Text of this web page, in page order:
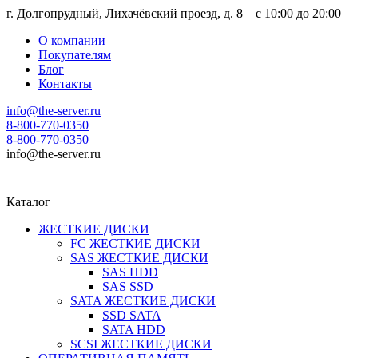
г. Долгопрудный, Лихачёвский проезд, д. 8 c 10:00 до 20:00
О компании
Покупателям
Блог
Контакты
info@the-server.ru
8-800-770-0350
8-800-770-0350
info@the-server.ru
Каталог
ЖЕСТКИЕ ДИСКИ
FC ЖЕСТКИЕ ДИСКИ
SAS ЖЕСТКИЕ ДИСКИ
SAS HDD
SAS SSD
SATA ЖЕСТКИЕ ДИСКИ
SSD SATA
SATA HDD
SCSI ЖЕСТКИЕ ДИСКИ